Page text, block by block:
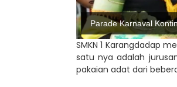
Parade Karnaval
SMKN 1 Karangdadap
satu nya adalah
pakaian adat dari